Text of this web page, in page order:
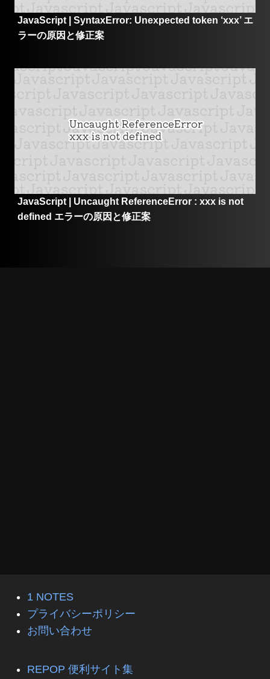
JavaScript | SyntaxError: Unexpected token ‘xxx’ エ
ラーの原因と修正案
JavaScript | Uncaught ReferenceError : xxx is not
defined エラーの原因と修正案
1 NOTES
プライバシーポリシー
お問い合わせ
REPOP 便利サイト集